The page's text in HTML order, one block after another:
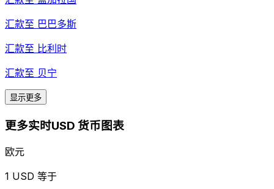
汇款至 巴巴多斯
汇款至 比利时
汇款至 贝宁
显示更多
更多实时USD 货币图表
欧元
1 USD 等于